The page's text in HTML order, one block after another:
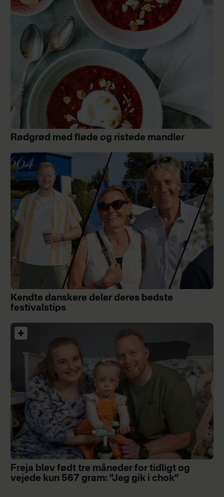
Rødgrød med fløde og ristede mandler
Kendte danskere deler deres bedste
festivalstips
Freja blev født tre måneder for tidligt og
vejede kun 567 gram: ”Jeg gik i chok”